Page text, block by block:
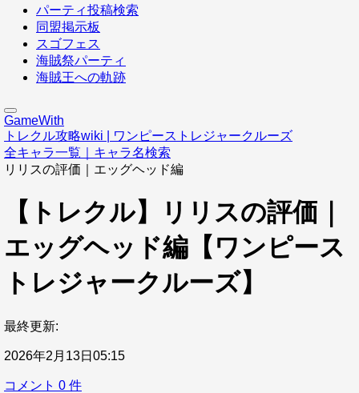
パーティ投稿検索
同盟掲示板
スゴフェス
海賊祭パーティ
海賊王への軌跡
GameWith
トレクル攻略wiki | ワンピーストレジャークルーズ
全キャラ一覧｜キャラ名検索
リリスの評価｜エッグヘッド編
【トレクル】リリスの評価｜
エッグヘッド編【ワンピース
トレジャークルーズ】
最終更新:
2026年2月13日05:15
コメント 0 件